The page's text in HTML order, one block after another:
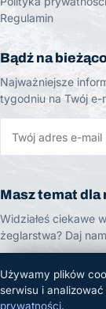
Regulamin
Bądź na
Najważniejsze
tygodniu na Twój e-
Masz temat dla
Widziałeś ciekawe
żeglarstwa? Daj
ZGŁOŚ TEMAT
Używamy plików
serwisu i
prywatności.